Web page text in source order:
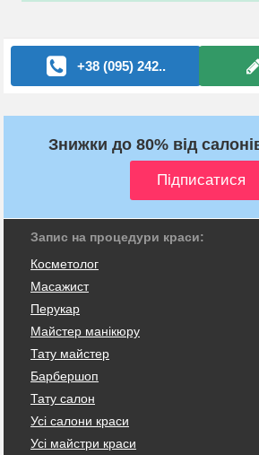
+38 (095) 242..
Знижки до 80% від
Запис на процедури краси:
Косметолог
Масажист
Перукар
Майстер манікюру
Тату майстер
Барбершоп
Тату салон
Усі салони краси
Усі майстри краси